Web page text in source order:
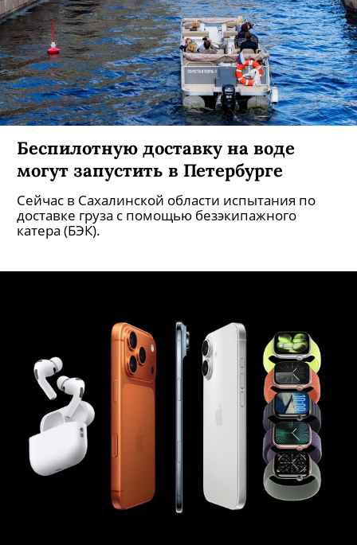
Беспилотную доставку на воде
могут запустить в Петербурге
Сейчас в Сахалинской области испытания по
доставке груза с помощью безэкипажного
катера (БЭК).